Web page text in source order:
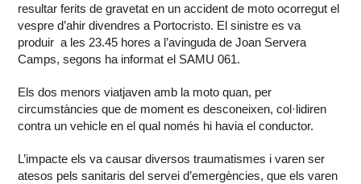
resultar ferits de gravetat en un accident de moto ocorregut el
vespre d’ahir divendres a Portocristo. El sinistre es va
produir a les 23.45 hores a l’avinguda de Joan Servera
Camps, segons ha informat el SAMU 061.
Els dos menors viatjaven amb la moto quan, per
circumstàncies que de moment es desconeixen, col·lidiren
contra un vehicle en el qual només hi havia el conductor.
L’impacte els va causar diversos traumatismes i varen ser
atesos pels sanitaris del servei d’emergències, que els varen